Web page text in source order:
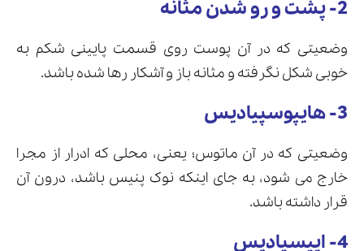
وضعیتی که در آن پوست روی قسمت پایینی شکم به
خوبی شکل نگرفته و مثانه باز و آشکار رها شده باشد.
وضعیتی که در آن ماتوس؛ یعنی، محلی که ادرار از مجرا
خارج می شود، به جای اینکه نوک پنیس باشد، درون آن
قرار داشته باشد.